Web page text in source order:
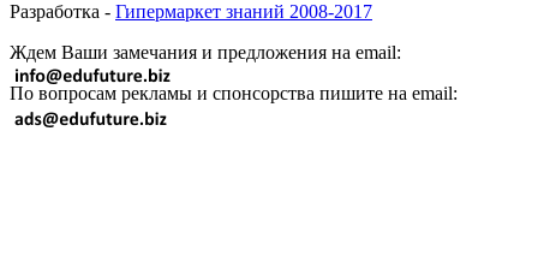
Разработка - Гипермаркет знаний 2008-2017
Ждем Ваши замечания и предложения на email:
По вопросам рекламы и спонсорства пишите на email: